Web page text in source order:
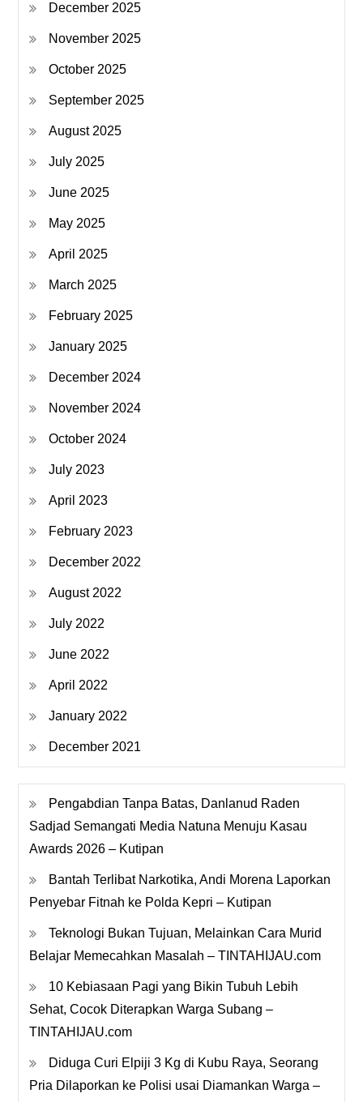
December 2025
November 2025
October 2025
September 2025
August 2025
July 2025
June 2025
May 2025
April 2025
March 2025
February 2025
January 2025
December 2024
November 2024
October 2024
July 2023
April 2023
February 2023
December 2022
August 2022
July 2022
June 2022
April 2022
January 2022
December 2021
Pengabdian Tanpa Batas, Danlanud Raden
Sadjad Semangati Media Natuna Menuju Kasau
Awards 2026 – Kutipan
Bantah Terlibat Narkotika, Andi Morena Laporkan
Penyebar Fitnah ke Polda Kepri – Kutipan
Teknologi Bukan Tujuan, Melainkan Cara Murid
Belajar Memecahkan Masalah – TINTAHIJAU.com
10 Kebiasaan Pagi yang Bikin Tubuh Lebih
Sehat, Cocok Diterapkan Warga Subang –
TINTAHIJAU.com
Diduga Curi Elpiji 3 Kg di Kubu Raya, Seorang
Pria Dilaporkan ke Polisi usai Diamankan Warga –